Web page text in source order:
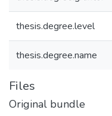
thesis.degree.level
thesis.degree.name
Files
Original bundle